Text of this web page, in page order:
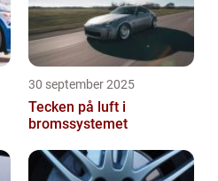
30 september 2025
Tecken på luft i
bromssystemet